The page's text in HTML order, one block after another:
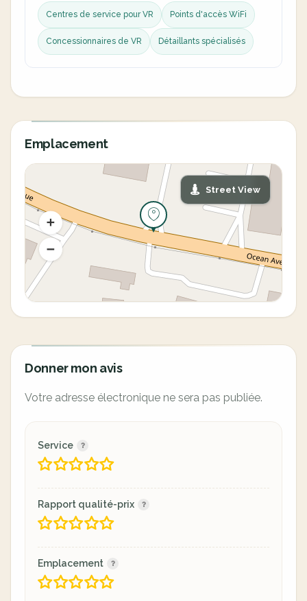
Centres de service pour VR Points d'accès WiFi
Concessionnaires de VR Détaillants spécialisés
Emplacement
Street View
Donner mon avis
Votre adresse électronique ne sera pas publiée.
Service
Rapport qualité-prix
Emplacement